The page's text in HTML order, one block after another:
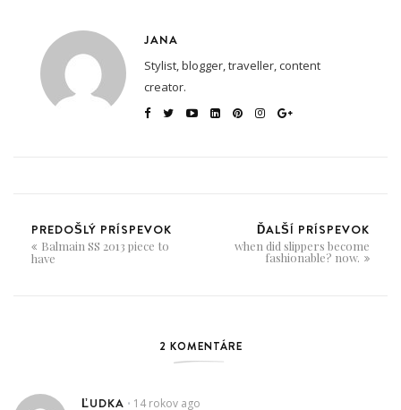
JANA
Stylist, blogger, traveller, content
creator.
PREDOŠLÝ PRÍSPEVOK
Balmain SS 2013 piece to
have
ĎALŠÍ PRÍSPEVOK
when did slippers become
fashionable? now.
2 KOMENTÁRE
ĽUDKA • 14 rokov ago